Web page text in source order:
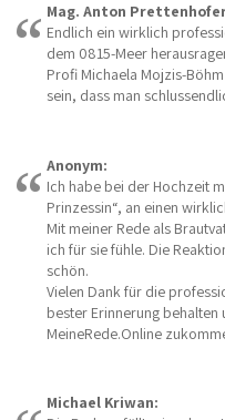
Mag. Anton
Endlich ein wirklich
dem 0815-Meer
Profi Michaela Mojzis-
sein, dass man
Anonym:
Ich habe bei der Hochzeit
Prinzessin“, an einen
Mit meiner Rede als
ich für sie fühle. Die
schön.
Vielen Dank für die
bester Erinnerung
MeineRede.Online
Michael Kriwan: